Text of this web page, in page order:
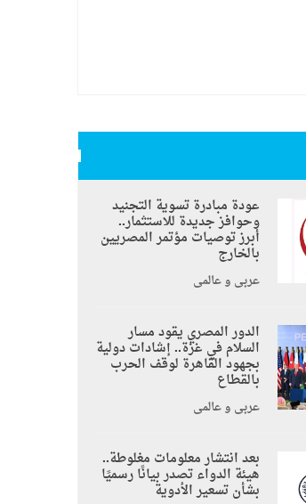
عودة مبادرة تسوية التجنيد
وحوافز جديدة للاستثمار..
أبرز توصيات مؤتمر المصريين
بالخارج
عربي و عالمي
الدور المصري يقود مسار
السلام في غزة.. إشادات دولية
بجهود القاهرة لوقف الحرب
بالقطاع
عربي و عالمي
بعد انتشار معلومات مغلوطة..
هيئة الدواء تصدر بيانًا رسميًا
بشأن تسعير الأدوية